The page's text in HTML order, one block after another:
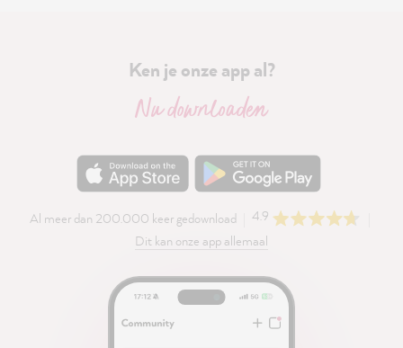
Ken je onze app al?
Nu downloaden
Al meer dan 200.000 keer gedownload
4.9
Dit kan onze app allemaal